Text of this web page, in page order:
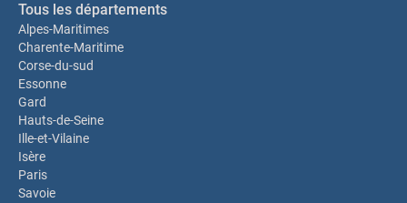
Tous les départements
Alpes-Maritimes
Charente-Maritime
Corse-du-sud
Essonne
Gard
Hauts-de-Seine
Ille-et-Vilaine
Isère
Paris
Savoie